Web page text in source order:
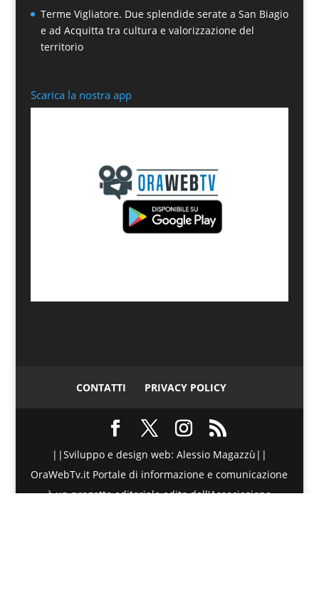
Terme Vigliatore. Due splendide serate a San Biagio
e ad Acquitta tra cultura e valorizzazione del
territorio
Scarica la nostra app
CONTATTI PRIVACY POLICY
||Sviluppo e design web: Alessio Magazzù||
OraWebTv.it Portale di informazione e comunicazione
è un progetto editoriale edito dall'Associazione